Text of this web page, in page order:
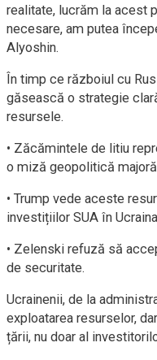
realitate, lucrăm la acest
necesare, am putea
Alyoshin.
În timp ce războiul cu
găsească o strategie
resursele.
• Zăcămintele de litiu
o miză geopolitică
• Trump vede aceste
investițiilor SUA în
• Zelenski refuză să
de securitate.
Ucrainenii, de la
exploatarea resurselor,
țării, nu doar al